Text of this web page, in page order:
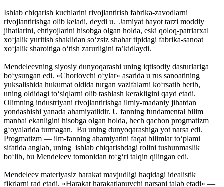
Ishlab chiqarish kuchlarini rivojlantirish fabrika-zavodlarni
rivojlantirishga olib keladi, deydi u. Jamiyat hayot tarzi moddiy
jihatlarini, ehtiyojlarini hisobga olgan holda, eski qoloq-patriarxal
xo‘jalik yuritish shaklidan so‘zsiz shahar tipidagi fabrika-sanoat
xo‘jalik sharoitiga o‘tish zarurligini ta’kidlaydi.
Mendeleevning siyosiy dunyoqarashi uning iqtisodiy dasturlariga
bo‘ysungan edi. «Chorlovchi o‘ylar» asarida u rus sanoatining
yuksalishida hukumat oldida turgan vazifalarni ko‘rsatib berib,
uning oldidagi to‘siqlarni olib tashlash kerakligini qayd etadi.
Olimning industriyani rivojlantirishga ilmiy-madaniy jihatdan
yondashishi yanada ahamiyatlidir. U fanning fundamental bilim
manbai ekanligini hisobga olgan holda, hech qachon progmatizm
g‘oyalarida turmagan. Bu uning dunyoqarashiga yot narsa edi.
Progmatizm — ilm-fanning ahamiyatini faqat bilimlar to‘plami
sifatida anglab, uning ishlab chiqarishdagi rolini tushunmaslik
bo‘lib, bu Mendeleev tomonidan to‘g‘ri talqin qilingan edi.
Mendeleev materiyasiz harakat mavjudligi haqidagi idealistik
fikrlarni rad etadi. «Harakat harakatlanuvchi narsani talab etadi» —